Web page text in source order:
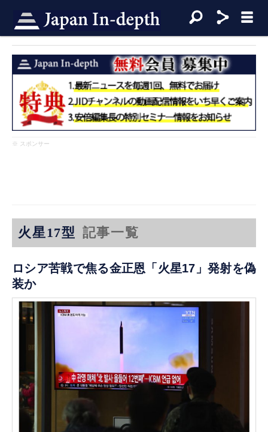
※ スポンサー
火星17型 記事一覧
ロシア苦戦で焦る金正恩「火星17」発射を偽
装か